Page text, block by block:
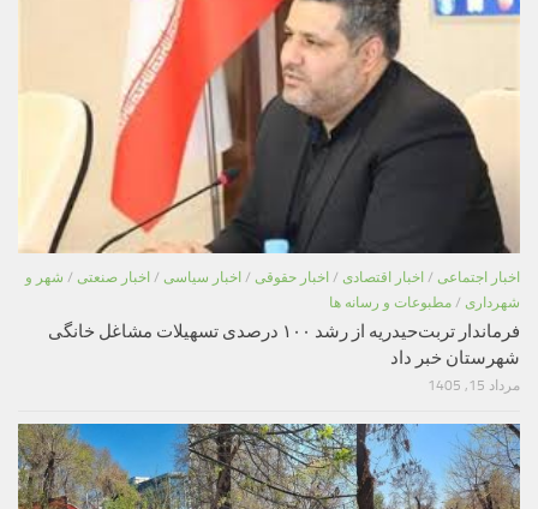
اخبار اجتماعی / اخبار اقتصادی / اخبار حقوقی / اخبار سیاسی / اخبار صنعتی / شهر و
شهرداری / مطبوعات و رسانه ها
فرماندار تربت‌حیدریه از رشد ۱۰۰ درصدی تسهیلات مشاغل خانگی
شهرستان خبر داد
مرداد 15, 1405